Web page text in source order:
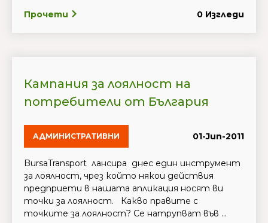
Прочети 0 Изгледи
Кампания за лоялност на
потребители от България
АДМИНИСТРАТИВНИ 01-Jun-2011
BursaTransport лансира днес един инструмент
за лоялност, чрез който някои действия
предприети в нашата апликация носят ви
точки за лоялност. Какво правите с
точките за лоялност? Се натрупват във ...